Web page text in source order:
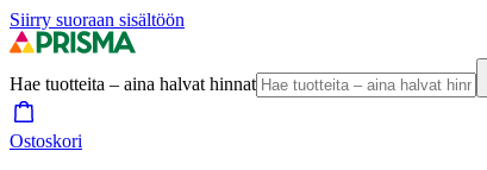
Siirry suoraan sisältöön
Hae tuotteita – aina halvat hinnat
Ostoskori